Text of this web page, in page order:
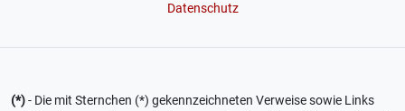
Datenschutz
(*)- Die mit Sternchen (*) gekennzeichneten Verweise sowie Links